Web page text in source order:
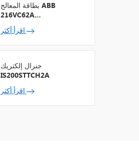
بطاقة المعالج ABB
216VC62A
HESG324442R13
جنرال إلكتريك
IS200STTCH2A